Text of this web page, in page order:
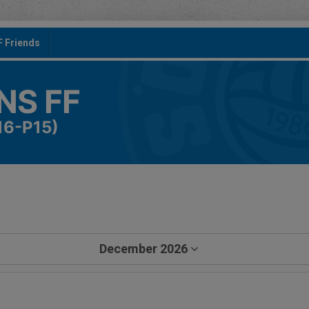
Friends
FF
P15)
December 2026